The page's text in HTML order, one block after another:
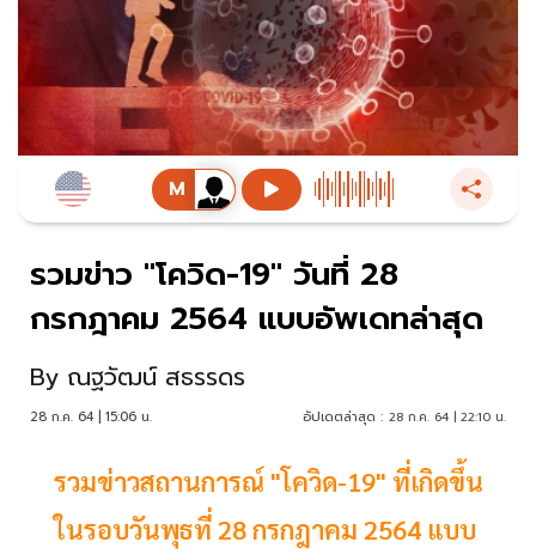
รวมข่าว "โควิด-19" วันที่ 28
กรกฎาคม 2564 แบบอัพเดทล่าสุด
By ณฐวัฒน์ สธรรดร
28 ก.ค. 64 | 15:06 น. อัปเดตล่าสุด : 28 ก.ค. 64 | 22:10 น.
รวมข่าวสถานการณ์ "โควิด-19" ที่เกิดขึ้น
ในรอบวันพุธที่ 28 กรกฎาคม 2564 แบบ